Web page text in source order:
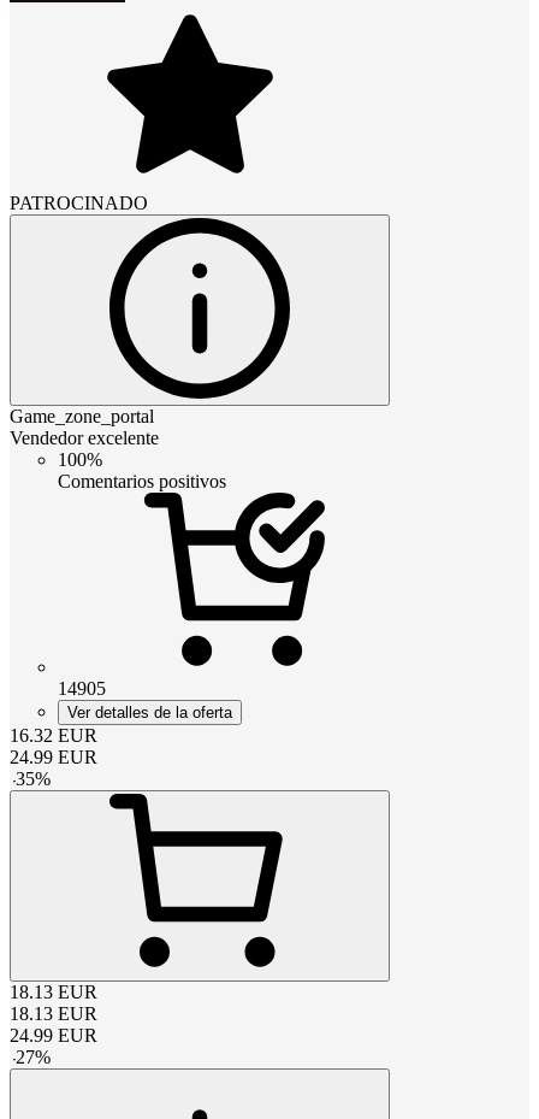
PATROCINADO
Game_zone_portal
Vendedor excelente
100%
Comentarios positivos
14905
Ver detalles de la oferta
16.32 EUR
24.99 EUR
-35%
18.13 EUR
18.13 EUR
24.99 EUR
-27%